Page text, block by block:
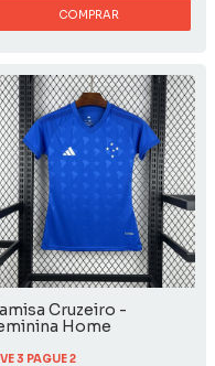
COMPRAR
Cruzeiro -
Home
3 PAGUE 2